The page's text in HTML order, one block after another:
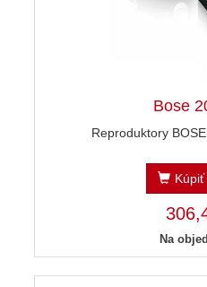
Bose
Reproduktory
Kúpiť
Na